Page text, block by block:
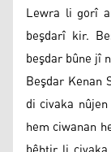
Lewra li gorî
beşdarî kir.
beşdar bûne jî
Beşdar Kenan
di civaka
hem ciwanan